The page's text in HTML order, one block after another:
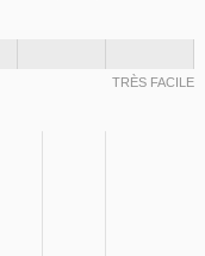
TRÈS FACILE